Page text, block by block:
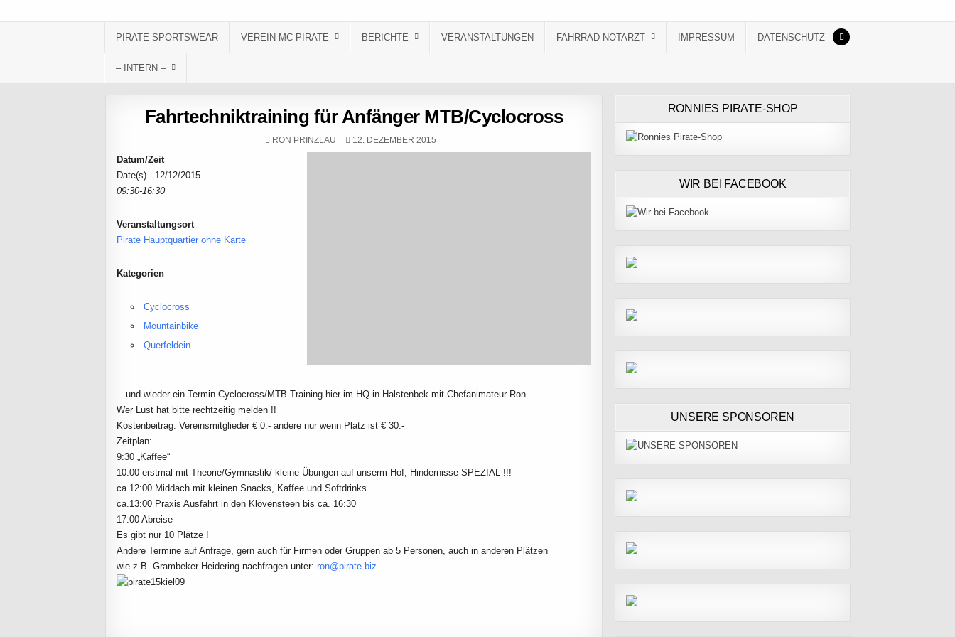
PIRATE-SPORTSWEAR VEREIN MC PIRATE BERICHTE VERANSTALTUNGEN FAHRRAD NOTARZT IMPRESSUM DATENSCHUTZ
– INTERN –
Fahrtechniktraining für Anfänger MTB/Cyclocross
AUTHOR:
RON PRINZLAU PUBLISHED DATE:
12. DEZEMBER 2015
Datum/Zeit
Date(s) - 12/12/2015
09:30-16:30
Veranstaltungsort
Pirate Hauptquartier ohne Karte
Kategorien
Cyclocross
Mountainbike
Querfeldein
…und wieder ein Termin Cyclocross/MTB Training hier im HQ in Halstenbek mit Chefanimateur Ron.
Wer Lust hat bitte rechtzeitig melden !!
Kostenbeitrag: Vereinsmitglieder € 0.- andere nur wenn Platz ist € 30.-
Zeitplan:
9:30 „Kaffee“
10:00 erstmal mit Theorie/Gymnastik/ kleine Übungen auf unserm Hof, Hindernisse SPEZIAL !!!
ca.12:00 Middach mit kleinen Snacks, Kaffee und Softdrinks
ca.13:00 Praxis Ausfahrt in den Klövensteen bis ca. 16:30
17:00 Abreise
Es gibt nur 10 Plätze !
Andere Termine auf Anfrage, gern auch für Firmen oder Gruppen ab 5 Personen, auch in anderen Plätzen
wie z.B. Grambeker Heidering nachfragen unter:ron@pirate.biz
RONNIES PIRATE-SHOP
WIR BEI FACEBOOK
UNSERE SPONSOREN